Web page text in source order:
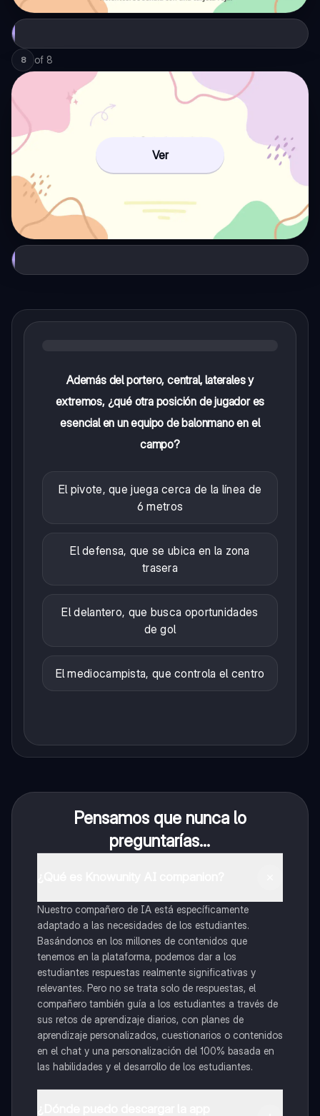
8 of 8
Ver
Además del portero, central, laterales y
extremos, ¿qué otra posición de jugador es
esencial en un equipo de balonmano en el
campo?
El pivote, que juega cerca de la línea de
6 metros
El defensa, que se ubica en la zona
trasera
El delantero, que busca oportunidades
de gol
El mediocampista, que controla el centro
Pensamos que nunca lo
preguntarías...
Nuestro compañero de IA está específicamente
adaptado a las necesidades de los estudiantes.
Basándonos en los millones de contenidos que
tenemos en la plataforma, podemos dar a los
estudiantes respuestas realmente significativas y
relevantes. Pero no se trata solo de respuestas, el
compañero también guía a los estudiantes a través de
sus retos de aprendizaje diarios, con planes de
aprendizaje personalizados, cuestionarios o contenidos
en el chat y una personalización del 100% basada en
las habilidades y el desarrollo de los estudiantes.